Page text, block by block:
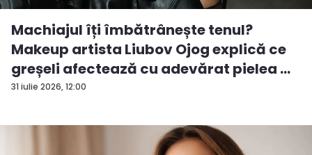
31 iulie 2026, 12:00
Machiajul îți îmbătrânește tenul?
Makeup artista Liubov Ojog explică ce
greșeli afectează cu adevărat pielea ...